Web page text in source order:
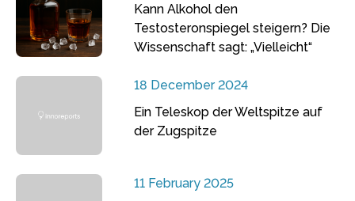
Kann Alkohol den
Testosteronspiegel steigern? Die
Wissenschaft sagt: „Vielleicht“
18 December 2024
Ein Teleskop der Weltspitze auf
der Zugspitze
11 February 2025